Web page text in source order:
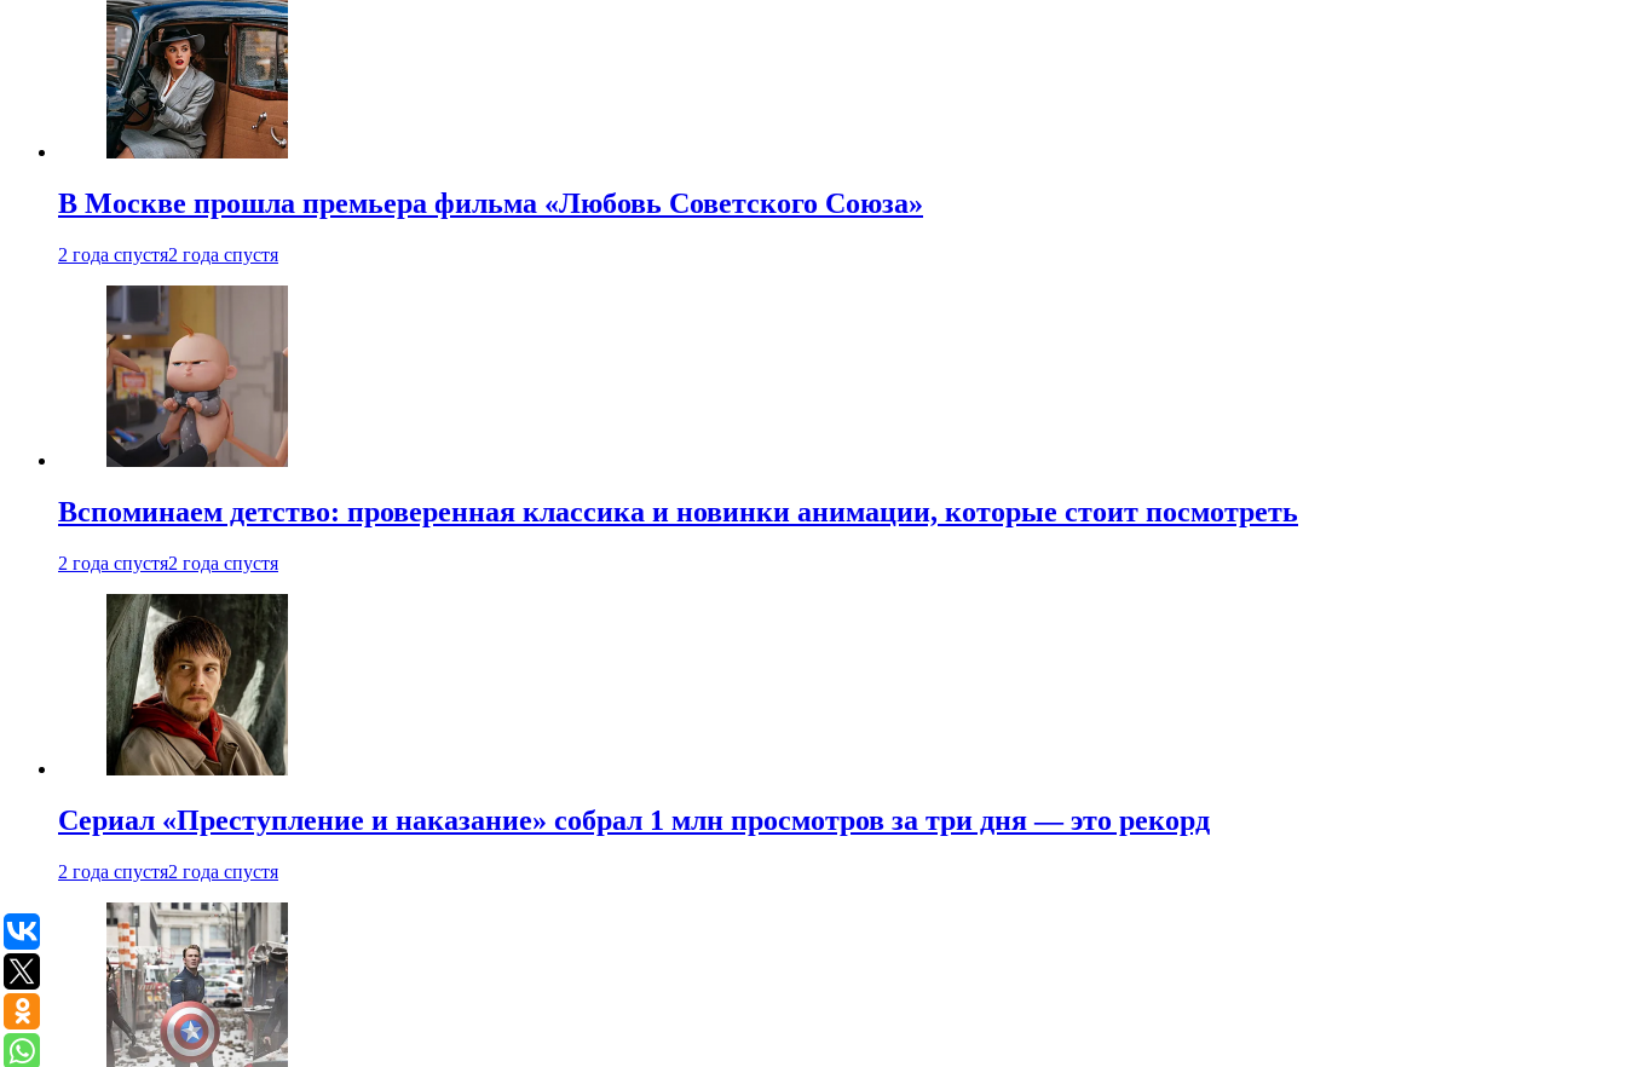
В Москве прошла премьера фильма «Любовь Советского Союза»
2 года спустя2 года спустя
Вспоминаем детство: проверенная классика и новинки анимации, которые стоит посмотреть
2 года спустя2 года спустя
Сериал «Преступление и наказание» собрал 1 млн просмотров за три дня — это рекорд
2 года спустя2 года спустя